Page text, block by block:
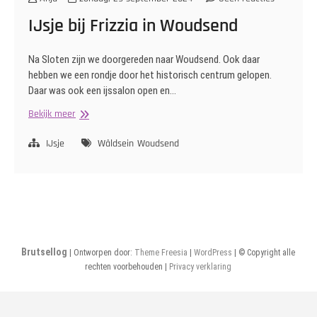
IJsje bij Frizzia in Woudsend
Na Sloten zijn we doorgereden naar Woudsend. Ook daar
hebben we een rondje door het historisch centrum gelopen.
Daar was ook een ijssalon open en…
Bekijk meerIJsje
Frizzia
IJsje Wâldsein Woudsend
Brutsellog | Ontworpen door: Theme Freesia |WordPress
| © Copyright alle
rechten voorbehouden |
Privacy verklaring